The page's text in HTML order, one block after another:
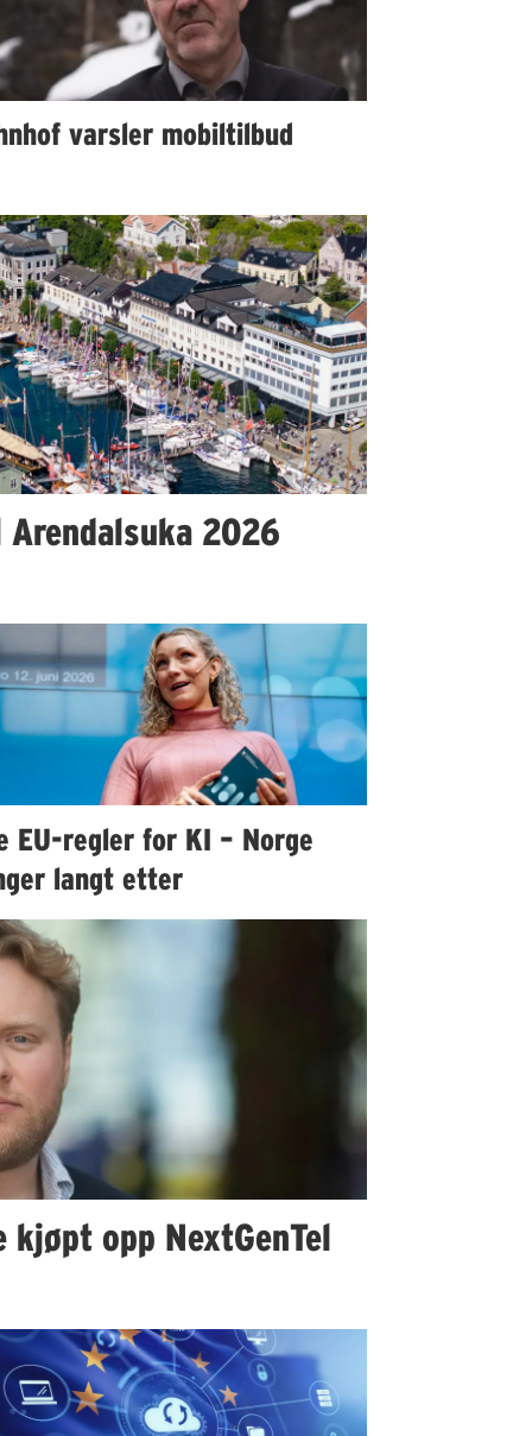
varsler mobiltilbud
2026
EU-regler for KI – Norge
langt etter
kjøpt opp NextGenTel